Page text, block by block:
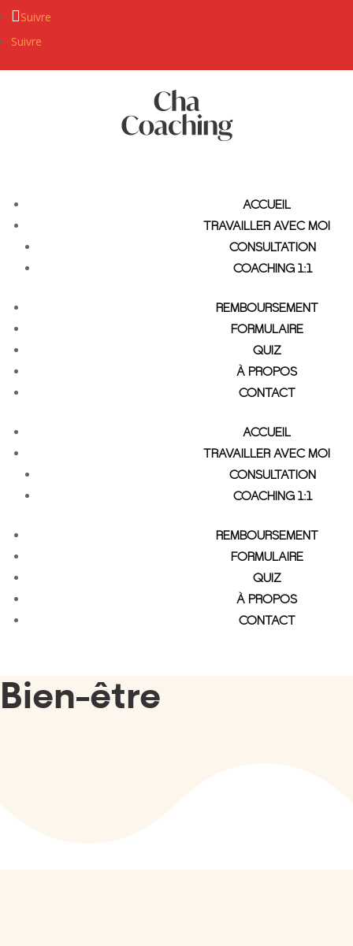
Suivre
Suivre
ACCUEIL
TRAVAILLER AVEC MOI
CONSULTATION
COACHING 1:1
REMBOURSEMENT
FORMULAIRE
QUIZ
À PROPOS
CONTACT
ACCUEIL
TRAVAILLER AVEC MOI
CONSULTATION
COACHING 1:1
REMBOURSEMENT
FORMULAIRE
QUIZ
À PROPOS
CONTACT
Bien-être